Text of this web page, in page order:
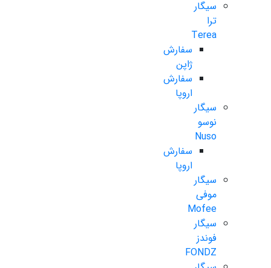
سیگار
ترا
Terea
سفارش
ژاپن
سفارش
اروپا
سیگار
نوسو
Nuso
سفارش
اروپا
سیگار
موفی
Mofee
سیگار
فوندز
FONDZ